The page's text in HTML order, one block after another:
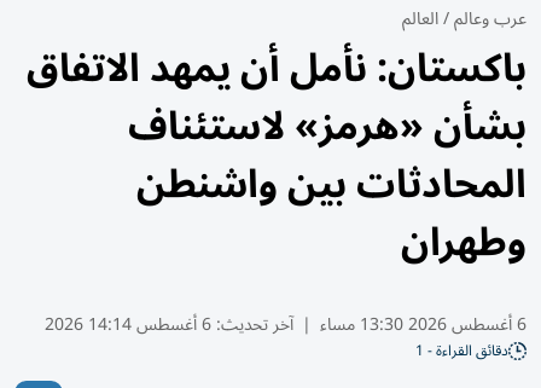
عرب وعالم/العالم
باكستان: نأمل أن يمهد الاتفاق
بشأن «هرمز» لاستئناف
المحادثات بين واشنطن
وطهران
6 أغسطس 2026 13:30 مساء | آخر تحديث:6 أغسطس 14:14 2026
دقائق القراءة - 1